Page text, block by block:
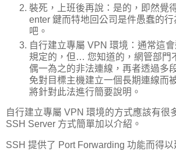
裝死，上班後再說：是的，即然覺
enter 鍵而特地回公司是件愚蠢的
吧。
自行建立專屬 VPN 環境：通常這
規定的，但… 您知道的，網管部門
偶一為之的非法連線，再者透過多
免對目標主機建立一個長期連線而
將針對此法進行簡要說明。
自行建立專屬 VPN 環境的方式應該有很
SSH Server 方式簡單加以介紹。
SSH 提供了 Port Forwarding 功能而得